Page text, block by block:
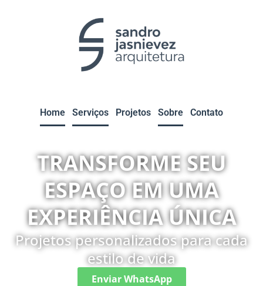
Home Serviços Projetos Sobre Contato
TRANSFORME SEU
ESPAÇO EM UMA
EXPERIÊNCIA ÚNICA
Projetos personalizados para cada
estilo de vida
Enviar WhatsApp